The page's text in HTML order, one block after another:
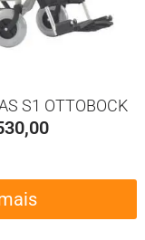
S1 OTTOBOCK